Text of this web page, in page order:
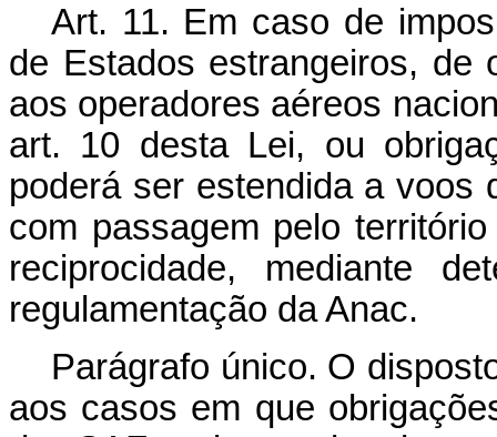
Art. 11. Em caso de
de Estados estrangeiros, de
aos operadores aéreos
art. 10 desta Lei, ou
poderá ser estendida a voos
com passagem pelo
reciprocidade, mediante
regulamentação da Anac.
Parágrafo único. O
aos casos em que